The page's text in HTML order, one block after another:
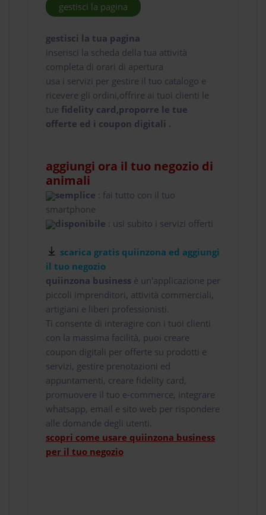
gestisci la pagina
gestisci la tua pagina
inserisci la scheda della tua attività
completa di orari di apertura
usa i servizi per gestire il tuo catalogo e
ricevere gli ordini,offrire ai tuoi clienti le
tue fidelity card,proporre le tue
offerte ed i coupon digitali .
aggiungi ora il tuo negozio di
animali
semplice : fai tutto con il tuo
smartphone
disponibile : usi subito i servizi offerti
scarica gratis quiinzona ed aggiungi
il tuo negozio
quiinzona business è un'applicazione per
piccoli imprenditori, attività commerciali,
artigiani e liberi professionisti.
Ti consente di interagire con i tuoi clienti
con la massima facilità, puoi creare
coupon digitali per offerte su prodotti e
servizi, gestire prenotazioni ed
appuntamenti, creare fidelity card,
promuovere il tuo e-commerce, integrare
whatsapp, email e sito web per rispondere
alle domande degli utenti.
scopri come usare quiinzona business
per il tuo negozio